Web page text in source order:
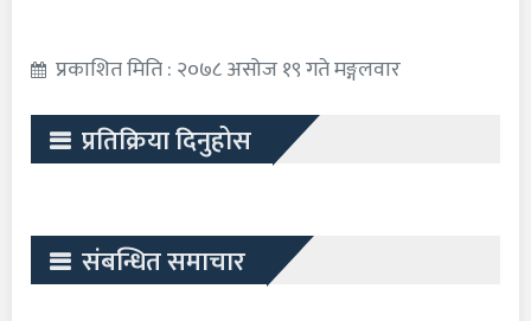
प्रकाशित मिति : २०७८ असोज १९ गते मङ्गलवार
प्रतिक्रिया दिनुहोस
संबन्धित समाचार